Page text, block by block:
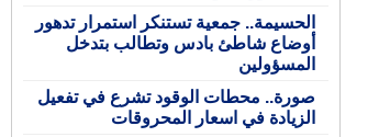
الحسيمة.. جمعية تستنكر استمرار تدهور
أوضاع شاطئ بادس وتطالب بتدخل
المسؤولين
صورة.. محطات الوقود تشرع في تفعيل
الزيادة في اسعار المحروقات